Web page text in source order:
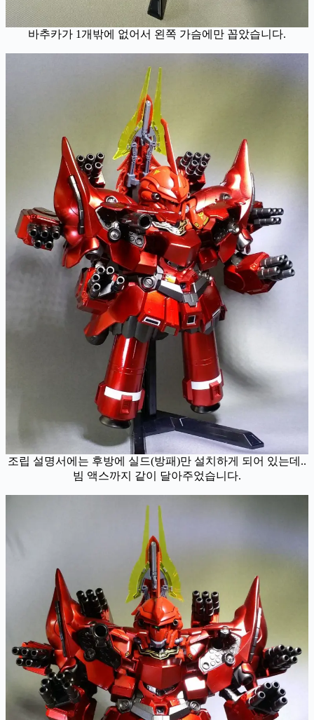
바추카가 1개밖에 없어서 왼쪽 가슴에만 꼽았습니다.
조립 설명서에는 후방에 실드(방패)만 설치하게 되어 있는데..
빔 액스까지 같이 달아주었습니다.